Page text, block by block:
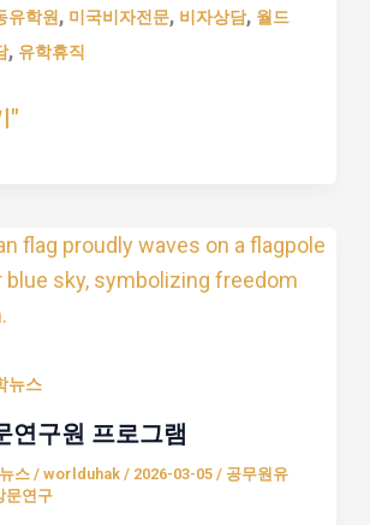
유학원 , 미국비자전문, 비자상담, 월드
, 유학휴직
"
뉴스
연구원 프로그램
스/ worlduhak / 2026-03-05 / 공무원유
문연구